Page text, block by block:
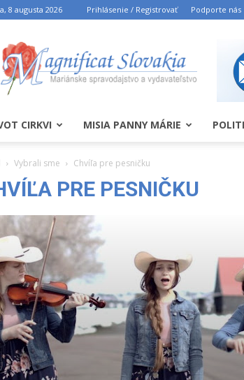
8 augusta 2026 Prihlásenie / Registrovať Podporte nás
CIRKVI MISIA PANNY MÁRIE
Vybrali sme Chvíľa pre pesničku
PRE PESNIČKU